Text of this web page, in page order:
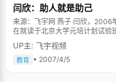
闫欣：助人就是助己
来源：飞宇网 燕子 闫欣，2006年陕西省高考理科状元，高考分数711分，现
在就读于北京大学元培计划试验班。 从小开始，闫欣就学会了独立生
天闫欣脖子上挂一串钥匙，妈
打饭，一个人吃饭，放学后回到家一个人
揣着北京大学的录取通知书，闫
UP主: 飞宇视频
教育 • 2007/4/5